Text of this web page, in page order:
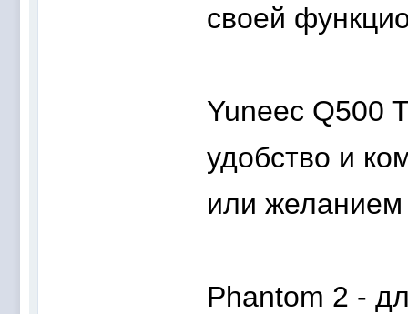
своей
Yuneec Q500
удобство и
или желанием
Phantom 2 -